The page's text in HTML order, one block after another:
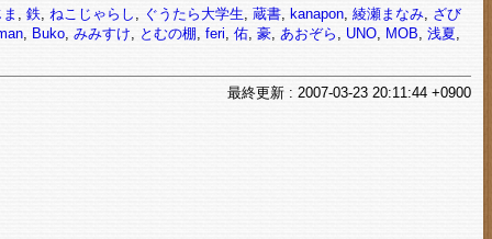
, 鉄, ねこじゃらし , ぐうたら大学生, 蔵書, kanapon, 綾瀬まなみ, ざび
, Buko, みみすけ, とむの棚, feri, 佑, 豪, あおぞら , UNO, MOB, 浅夏,
最終更新: 2007-03-23 20:11:44 +0900